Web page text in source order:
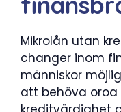
Mikrolån utan
changer inom
människor
att behöva oroa